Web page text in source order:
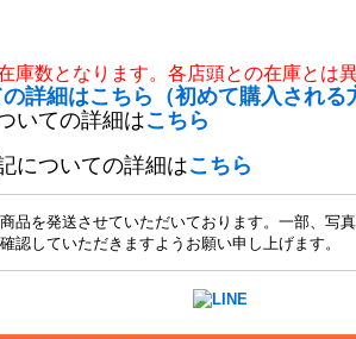
庫数となります。各店頭との在庫とは
詳細はこちら（初めて購入される
いての詳細はこちら
についての詳細はこちら
品を発送させていただいております。一部、写
認していただきますようお願い申し上げます。